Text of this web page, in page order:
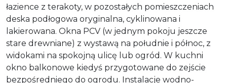
łazience z terakoty, w pozostałych pomieszczeniach
deska podłogowa oryginalna, cyklinowana i
lakierowana. Okna PCV (w jednym pokoju jeszcze
stare drewniane) z wystawą na południe i północ, z
widokami na spokojną ulicę lub ogród. W kuchni
okno balkonowe kiedyś przygotowane do zejście
bezpośredniego do ogrodu. Instalacje wodno-